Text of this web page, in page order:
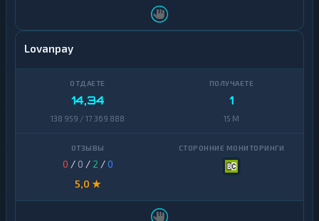
Lovanpay
14,34
138 959 / 17 369 888
1
15 M
0 / 0 / 2 /0
5,0 ★